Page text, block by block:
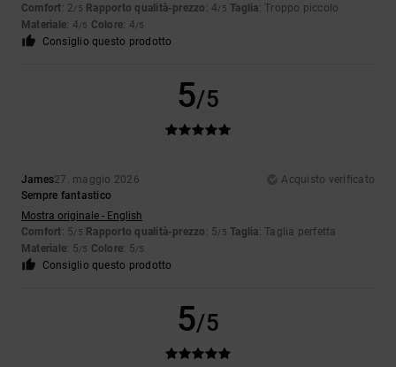
Comfort: 2/5 Rapporto qualità-prezzo : 4/5 Taglia: Troppo piccolo
Materiale: 4/5 Colore: 4/5
Consiglio questo prodotto
5/5
James27. maggio 2026
Acquisto verificato
Sempre fantastico
Mostra originale - English
Comfort: 5/5 Rapporto qualità-prezzo : 5/5 Taglia: Taglia perfetta
Materiale: 5/5 Colore: 5/5
Consiglio questo prodotto
5/5